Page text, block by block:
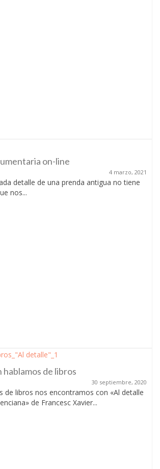
on-line
4 marzo, 2021
detalle de una prenda antigua no tiene
nos...
hablamos de libros
30 septiembre, 2020
de libros nos encontramos con «Al detalle
de Francesc Xavier...